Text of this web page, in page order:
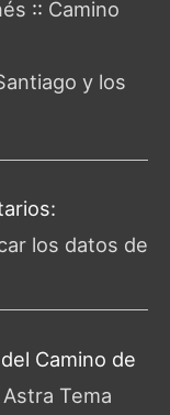
:: Camino
y los
los datos de
Camino de
Astra Tema